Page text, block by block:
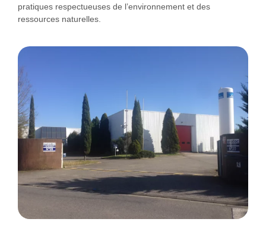
pratiques respectueuses de l’environnement et des
ressources naturelles.